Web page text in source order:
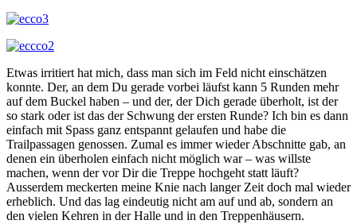
Etwas irritiert hat mich, dass man sich im Feld nicht einschätzen
konnte. Der, an dem Du gerade vorbei läufst kann 5 Runden mehr
auf dem Buckel haben – und der, der Dich gerade überholt, ist der
so stark oder ist das der Schwung der ersten Runde? Ich bin es dann
einfach mit Spass ganz entspannt gelaufen und habe die
Trailpassagen genossen. Zumal es immer wieder Abschnitte gab, an
denen ein überholen einfach nicht möglich war – was willste
machen, wenn der vor Dir die Treppe hochgeht statt läuft?
Ausserdem meckerten meine Knie nach langer Zeit doch mal wieder
erheblich. Und das lag eindeutig nicht am auf und ab, sondern an
den vielen Kehren in der Halle und in den Treppenhäusern.